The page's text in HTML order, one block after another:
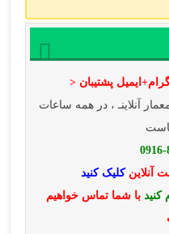
پشتیبان <
آنلاینـ ، در همه ساعات
آنلاینکلیک کنید
کنید با شما تماس خواهیم